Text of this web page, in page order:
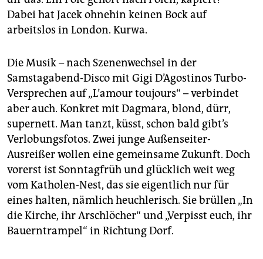
Dabei hat Jacek ohnehin keinen Bock auf
arbeitslos in London. Kurwa.
Die Musik – nach Szenenwechsel in der
Samstagabend-Disco mit Gigi D’Agostinos Turbo-
Versprechen auf „L’amour toujours“ – verbindet
aber auch. Konkret mit Dagmara, blond, dürr,
supernett. Man tanzt, küsst, schon bald gibt’s
Verlobungsfotos. Zwei junge Außenseiter-
Ausreißer wollen eine gemeinsame Zukunft. Doch
vorerst ist Sonntagfrüh und glücklich weit weg
vom Katholen-Nest, das sie eigentlich nur für
eines halten, nämlich heuchlerisch. Sie brüllen „In
die Kirche, ihr Arschlöcher“ und „Verpisst euch, ihr
Bauerntrampel“ in Richtung Dorf.